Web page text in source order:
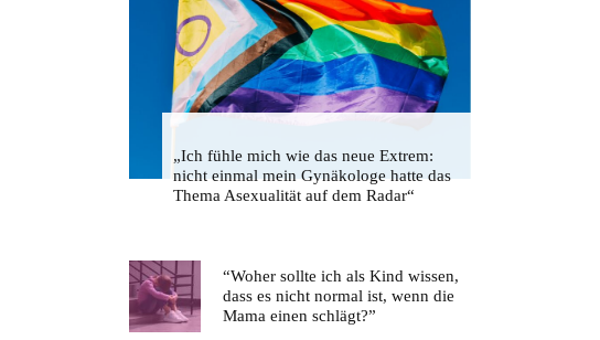
„Ich fühle mich wie das neue Extrem:
nicht einmal mein Gynäkologe hatte das
Thema Asexualität auf dem Radar“
“Woher sollte ich als Kind wissen,
dass es nicht normal ist, wenn die
Mama einen schlägt?”